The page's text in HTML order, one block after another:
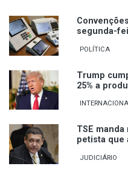
segunda-
POLÍTICA
Trump
25% a
TSE
petista que
JUDICIÁRIO